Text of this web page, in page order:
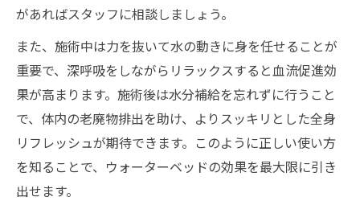
があればスタッフに相談しましょう。
また、施術中は力を抜いて水の動きに身を任せることが
重要で、深呼吸をしながらリラックスすると血流促進効
果が高まります。施術後は水分補給を忘れずに行うこと
で、体内の老廃物排出を助け、よりスッキリとした全身
リフレッシュが期待できます。このように正しい使い方
を知ることで、ウォーターベッドの効果を最大限に引き
出せます。